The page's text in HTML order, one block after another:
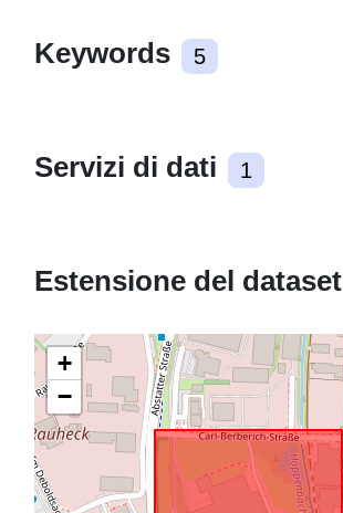
Keywords 5
Servizi di dati 1
Estensione del dataset
+
−